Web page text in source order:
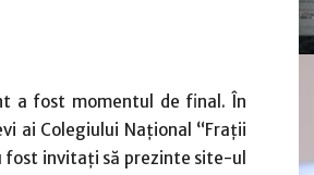
a fost momentul de final. În
ai Colegiului Naţional “Fraţii
fost invitaţi să prezinte site-ul